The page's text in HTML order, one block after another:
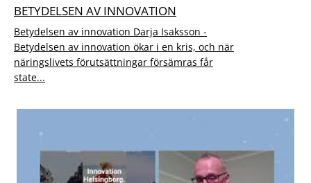
BETYDELSEN AV INNOVATION
Betydelsen av innovation Darja Isaksson -
Betydelsen av innovation ökar i en kris, och när
näringslivets förutsättningar försämras får
state...